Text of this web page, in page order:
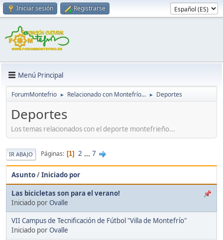
Iniciar sesión Registrarse
Menú Principal
ForumMontefrio ► Relacionado con Montefrío... ► Deportes
Deportes
Los temas relacionados con el deporte montefrieño...
IR ABAJO Páginas 1 2 ... 7
Asunto/Iniciado por
Las bicicletas son para el verano!
Iniciado por Ovalle
VII Campus de Tecnificación de Fútbol "Villa de Montefrío"
Iniciado porOvalle